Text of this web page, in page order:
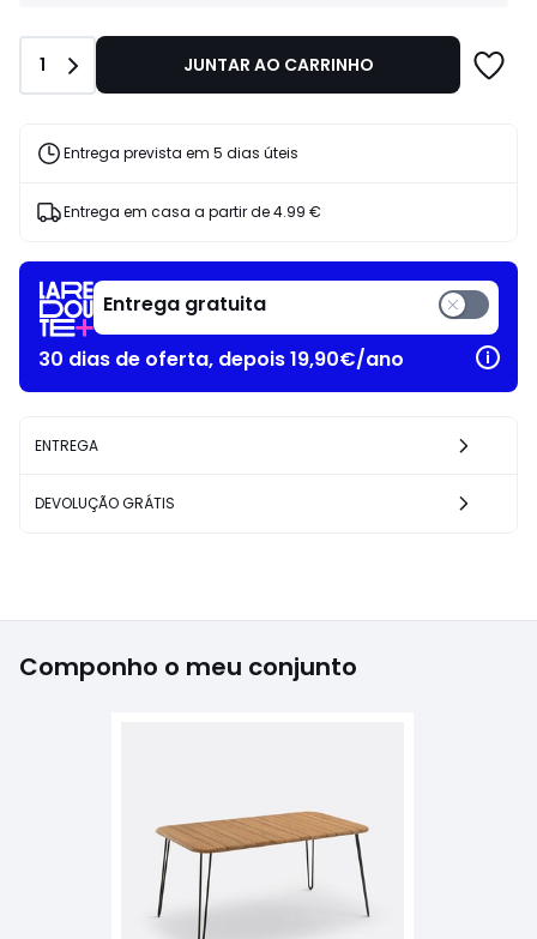
23%
desconto
Condições
e
Quantidade
1 JUNTAR AO CARRINHO
Entrega prevista em 5 dias úteis
Entrega em casa a partir de4.99 €
Entrega gratuita
30 dias de oferta, depois 19,90€/ano
ENTREGA
DEVOLUÇÃO GRÁTIS
Componho o meu conjunto